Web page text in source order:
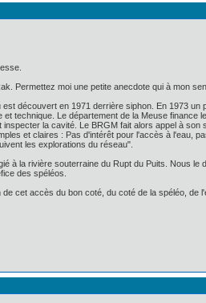
Permettez moi une petite anecdote qui à mon
découvert en 1971 derrière siphon. En 1973
technique. Le département de la Meuse finance
la cavité. Le BRGM fait alors appel à
et claires : Pas d'intérêt pour l'accès à l'eau,
les explorations du réseau".
à la rivière souterraine du Rupt du Puits. Nous
des spéléos.
cet accès du bon coté, du coté de la spéléo, de